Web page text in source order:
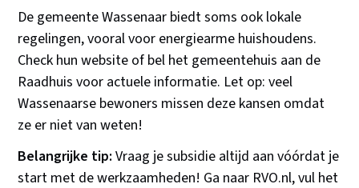
De gemeente Wassenaar biedt soms ook lokale
regelingen, vooral voor energiearme huishoudens.
Check hun website of bel het gemeentehuis aan de
Raadhuis voor actuele informatie. Let op: veel
Wassenaarse bewoners missen deze kansen omdat
ze er niet van weten!
Belangrijke tip: Vraag je subsidie altijd aan vóórdat je
start met de werkzaamheden! Ga naar RVO.nl, vul het